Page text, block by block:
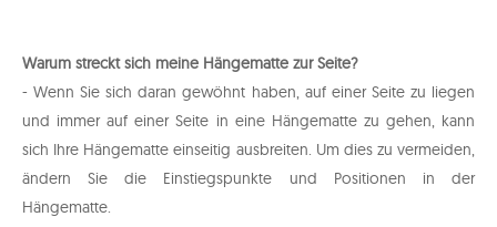
Warum streckt sich meine Hängematte zur Seite?
- Wenn Sie sich daran gewöhnt haben, auf einer Seite zu liegen
und immer auf einer Seite in eine Hängematte zu gehen, kann
sich Ihre Hängematte einseitig ausbreiten. Um dies zu vermeiden,
ändern Sie die Einstiegspunkte und Positionen in der
Hängematte.